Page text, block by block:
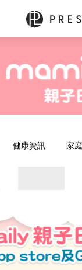
健康資訊 家